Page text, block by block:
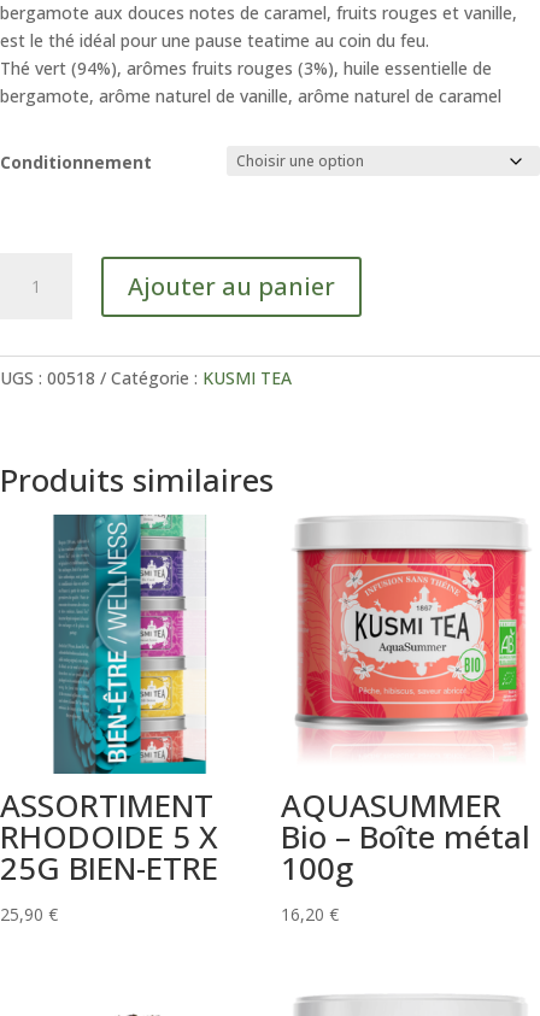
bergamote aux douces notes de caramel, fruits rouges et vanille,
est le thé idéal pour une pause teatime au coin du feu.
Thé vert (94%), arômes fruits rouges (3%), huile essentielle de
bergamote, arôme naturel de vanille, arôme naturel de caramel
Conditionnement
PETERSBOURG
Ajouter au panier
UGS : 00518 Catégorie : KUSMI TEA
Produits similaires
ASSORTIMENT
RHODOIDE 5 X
25G BIEN-ETRE
25,90 €
AQUASUMMER
Bio – Boîte métal
100g
16,20 €